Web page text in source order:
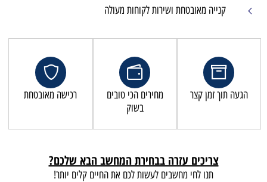
קנייה מאובטחת ושירות לקוחות מעולה
הגעה תוך זמן קצר
מחירים הכי טובים
בשוק
רכישה מאובטחת
צריכים עזרה בבחירת המחשב הבא שלכם?
תנו לחי מחשבים לעשות לכם את החיים קלים יותר!